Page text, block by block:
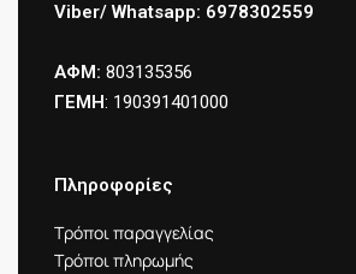
Viber/ Whatsapp: 6978302559
ΑΦΜ: 803135356
ΓΕΜΗ: 190391401000
Πληροφορίες
Τρόποι παραγγελίας
Τρόποι πληρωμής